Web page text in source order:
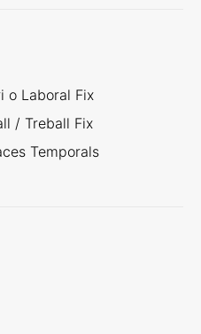
o Laboral Fix
/ Treball Fix
Temporals